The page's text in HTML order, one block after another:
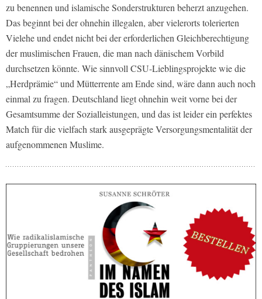
zu benennen und islamische Sonderstrukturen beherzt anzugehen.
Das beginnt bei der ohnehin illegalen, aber vielerorts tolerierten
Vielehe und endet nicht bei der erforderlichen Gleichberechtigung
der muslimischen Frauen, die man nach dänischem Vorbild
durchsetzen könnte. Wie sinnvoll CSU-Lieblingsprojekte wie die
„Herdprämie“ und Mütterrente am Ende sind, wäre dann auch noch
einmal zu fragen. Deutschland liegt ohnehin weit vorne bei der
Gesamtsumme der Sozialleistungen, und das ist leider ein perfektes
Match für die vielfach stark ausgeprägte Versorgungsmentalität der
aufgenommenen Muslime.